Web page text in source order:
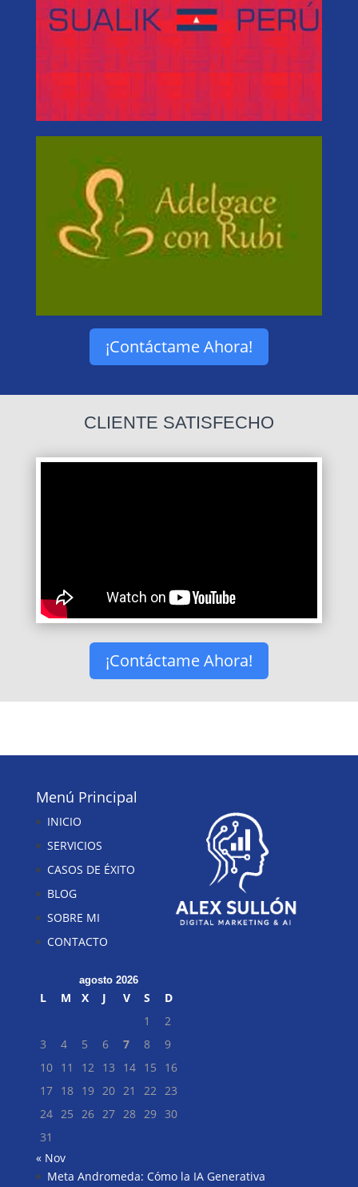
¡Contáctame Ahora!
CLIENTE SATISFECHO
¡Contáctame Ahora!
Menú Principal
INICIO
SERVICIOS
CASOS DE ÉXITO
BLOG
SOBRE MI
CONTACTO
agosto 2026
L M X J V S
D
1
2
3
4 5 6 7 8
9
10 11 12 13 14 15
16
17 18 19 20 21 22 23
24 25 26 27 28 29 30
31
« Nov
Meta Andromeda: Cómo la IA Generativa